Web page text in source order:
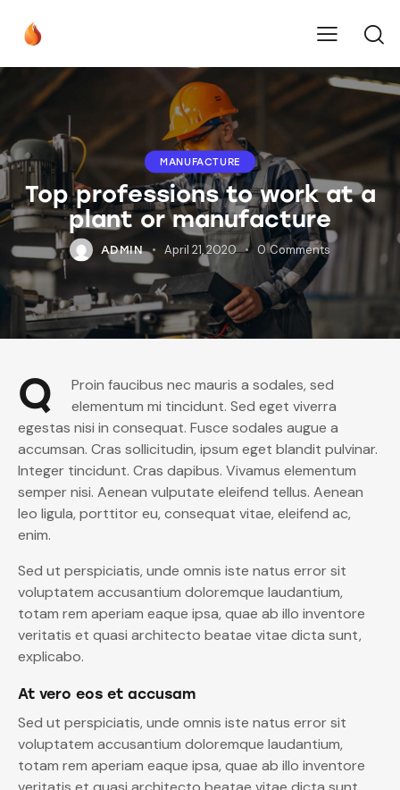
MANUFACTURE
Top professions to work at a
plant or manufacture
ADMIN April 21, 2020 0 Comments
Q
Proin faucibus nec mauris a sodales, sed
elementum mi tincidunt. Sed eget viverra
egestas nisi in consequat. Fusce sodales augue a
accumsan. Cras sollicitudin, ipsum eget blandit pulvinar.
Integer tincidunt. Cras dapibus. Vivamus elementum
semper nisi. Aenean vulputate eleifend tellus. Aenean
leo ligula, porttitor eu, consequat vitae, eleifend ac,
enim.
Sed ut perspiciatis, unde omnis iste natus error sit
voluptatem accusantium doloremque laudantium,
totam rem aperiam eaque ipsa, quae ab illo inventore
veritatis et quasi architecto beatae vitae dicta sunt,
explicabo.
At vero eos et accusam
Sed ut perspiciatis, unde omnis iste natus error sit
voluptatem accusantium doloremque laudantium,
totam rem aperiam eaque ipsa, quae ab illo inventore